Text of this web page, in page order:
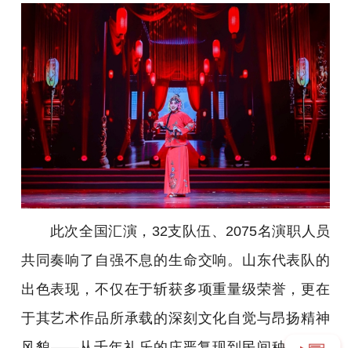
此次全国汇演，32支队伍、2075名演职人员
共同奏响了自强不息的生命交响。山东代表队的
出色表现，不仅在于斩获多项重量级荣誉，更在
于其艺术作品所承载的深刻文化自觉与昂扬精神